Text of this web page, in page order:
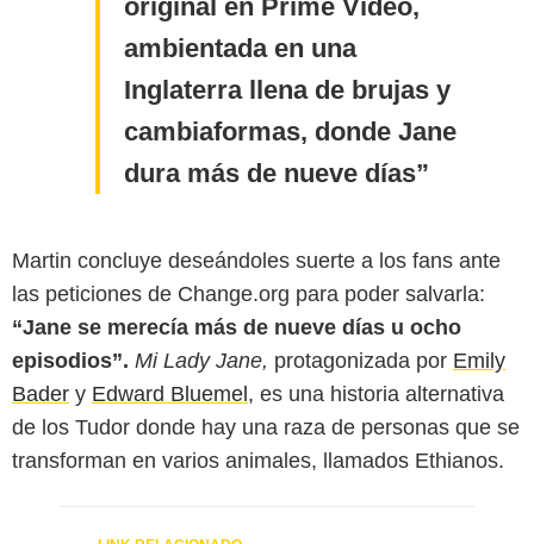
original en Prime Video,
ambientada en una
Inglaterra llena de brujas y
cambiaformas, donde Jane
dura más de nueve días
Martin concluye deseándoles suerte a los fans ante
las peticiones de Change.org para poder salvarla:
“Jane se merecía más de nueve días u ocho
episodios”. Mi Lady Jane, protagonizada por Emily
Bader y Edward Bluemel, es una historia alternativa
de los Tudor donde hay una raza de personas que se
transforman en varios animales, llamados Ethianos.